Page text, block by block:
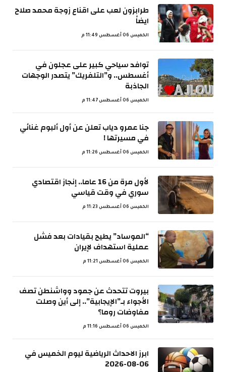
طرابزون لعب على اقناع زوجة محمد صلاح
ايضاً
الخميس 06 أغسطس 11:49 م
توافد سياحي كبير على عجلون في
أغسطس.. و”التلفريك” يتصدر الوجهات
الجاذبة
الخميس 06 أغسطس 11:47 م
جنا عمرو دياب تعلن عن أول ألبوم غنائي
في مسيرتها !
الخميس 06 أغسطس 11:26 م
لأول مرة من 16 عاما.. إنجاز اقتصادي
سوري في وقت قياسي
الخميس 06 أغسطس 11:23 م
“الموساد” يطيح بقيادات بعد فشل
عملية استهداف لإيران
الخميس 06 أغسطس 11:21 م
بيروت تتحدث عن جمود وواشنطن تصف
الأجواء بـ”الإيجابية”.. إلى أين وصلت
مفاوضات روما؟
الخميس 06 أغسطس 11:16 م
ابرز الاحداث الرياضية ليوم الخميس في
06-08-2026